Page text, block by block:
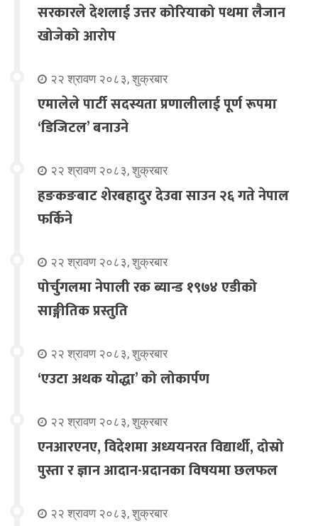
सरकारले देशलाई उत्तर कोरियाको पथमा लैजान
खोजेको आरोप
२२ श्रावण २०८३, शुक्रबार
एमालेले पार्टी सदस्यता प्रणालीलाई पूर्ण रूपमा
‘डिजिटल’ बनाउने
२२ श्रावण २०८३, शुक्रबार
हङकङबाट शेरबहादुर देउवा साउन २६ गते नेपाल
फर्किने
२२ श्रावण २०८३, शुक्रबार
पोर्चुगलमा नेपाली रक ब्यान्ड १९७४ एडीको
साङ्गीतिक प्रस्तुति
२२ श्रावण २०८३, शुक्रबार
‘एउटा अथक योद्धा’ को लोकार्पण
२२ श्रावण २०८३, शुक्रबार
एनआरएनए, विदेशमा अध्ययनरत विद्यार्थी, दोस्रो
पुस्ता र ज्ञान आदान-प्रदानका विषयमा छलफल
२२ श्रावण २०८३, शुक्रबार